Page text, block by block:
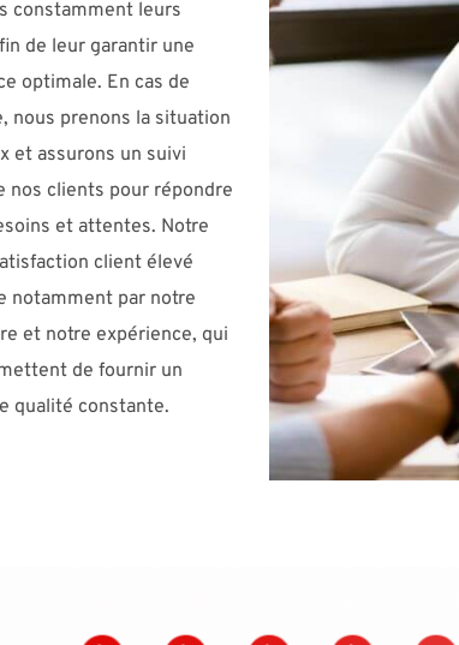
constamment leurs
de leur garantir une
optimale. En cas de
nous prenons la situation
et assurons un suivi
nos clients pour répondre
et attentes. Notre
client élevé
notamment par notre
et notre expérience, qui
de fournir un
qualité constante.